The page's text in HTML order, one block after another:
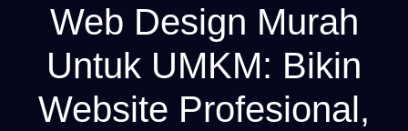
Web Design Murah
Untuk UMKM: Bikin
Website Profesional,